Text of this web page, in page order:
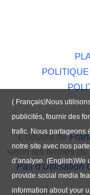
L'oeuvrede
selon les termes
Pas d'Utilisation
( Français)Nous
publicités, fournir des
trafic. Nous partageons
notre site avec nos
d’analyse. (English)We
provide social media
information about your